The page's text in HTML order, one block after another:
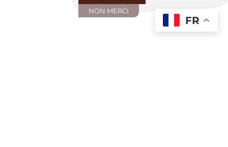
NON MERCI
FR